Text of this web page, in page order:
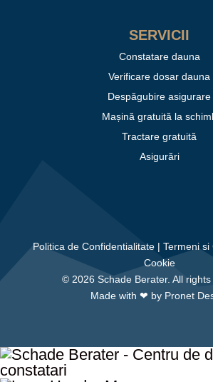
SERVICII
Constatare dauna
Verificare dosar dauna
Despăgubire asigurare
Mașină gratuită la
Tractare gratuită
Asigurări
Politica de Confidentialitate| Termeni si
Cookie
© 2026 Schade Berater. All rights
Made with ❤ by Pronet